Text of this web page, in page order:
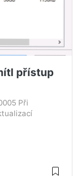
přístup
Při